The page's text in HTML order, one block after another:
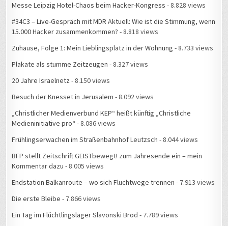
Messe Leipzig Hotel-Chaos beim Hacker-Kongress - 8.828 views
#34C3 – Live-Gespräch mit MDR Aktuell: Wie ist die Stimmung, wenn
15.000 Hacker zusammenkommen? - 8.818 views
Zuhause, Folge 1: Mein Lieblingsplatz in der Wohnung - 8.733 views
Plakate als stumme Zeitzeugen - 8.327 views
20 Jahre Israelnetz - 8.150 views
Besuch der Knesset in Jerusalem - 8.092 views
„Christlicher Medienverbund KEP“ heißt künftig „Christliche
Medieninitiative pro“ - 8.086 views
Frühlingserwachen im Straßenbahnhof Leutzsch - 8.044 views
BFP stellt Zeitschrift GEISTbewegt! zum Jahresende ein – mein
Kommentar dazu - 8.005 views
Endstation Balkanroute – wo sich Fluchtwege trennen - 7.913 views
Die erste Bleibe - 7.866 views
Ein Tag im Flüchtlingslager Slavonski Brod - 7.789 views